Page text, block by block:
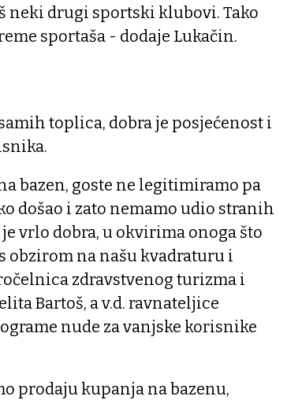
neki drugi sportski klubovi. Tako
sportaša - dodaje Lukačin.
toplica, dobra je posjećenost i
bazen, goste ne legitimiramo pa
došao i zato nemamo udio stranih
vrlo dobra, u okvirima onoga što
obzirom na našu kvadraturu i
zdravstvenog turizma i
Bartoš, a v.d. ravnateljice
nude za vanjske korisnike
prodaju kupanja na bazenu,